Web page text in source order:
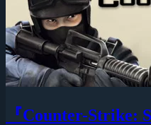
『Counter-Strike: